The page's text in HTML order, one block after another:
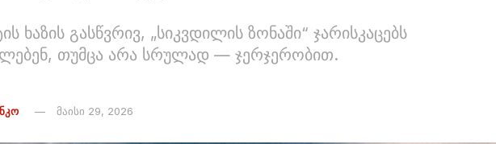
ხაზის გასწვრივ, „სიკვდილის ზონაში“ ჯარისკაცებს
თუმცა არა სრულად — ჯერჯერობით.
მაისი 29, 2026